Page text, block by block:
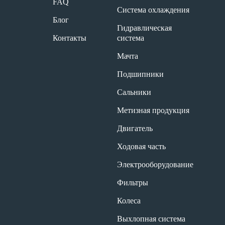
FAQ
Блог
Контакты
Система охлаждения
Гидравлическая
система
Мачта
Подшипники
Сальники
Метизная продукция
Двигатель
Ходовая часть
Электрооборудование
Фильтры
Колеса
Выхлопная система